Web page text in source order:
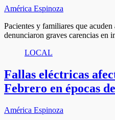
América Espinoza
Pacientes y familiares que
denunciaron graves carencias en
LOCAL
Fallas eléctricas
Febrero en épocas
América Espinoza